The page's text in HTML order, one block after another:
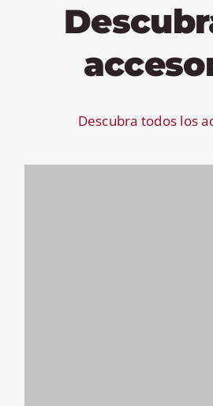
Descubra todos los